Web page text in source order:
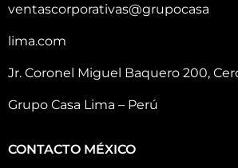
ventascorporativas@grupocasa
lima.com
Jr. Coronel Miguel Baquero 200,
Grupo Casa Lima – Perú
CONTACTO MÉXICO